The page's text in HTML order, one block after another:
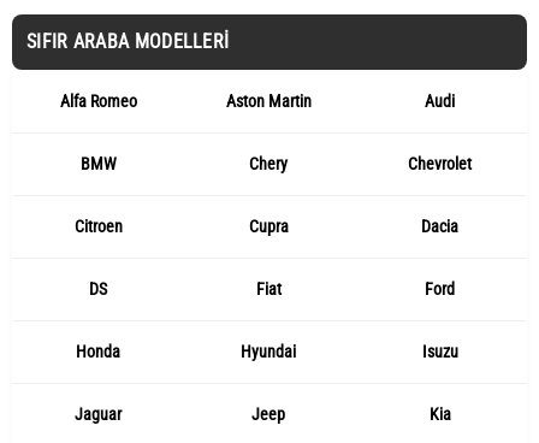
SIFIR ARABA MODELLERI
Alfa Romeo Aston Martin Audi
BMW Chery Chevrolet
Citroen Cupra Dacia
DS Fiat Ford
Honda Hyundai Isuzu
Jaguar Jeep Kia